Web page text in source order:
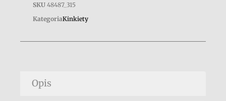
SKU 48487_315
KategoriaKinkiety
Opis